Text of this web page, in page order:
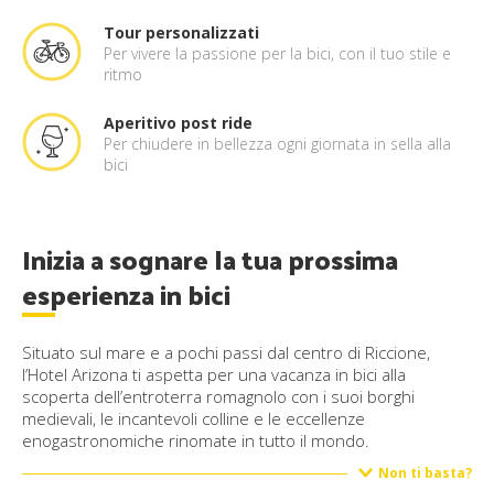
Tour personalizzati
Per vivere la passione per la bici, con il tuo stile e
ritmo
Aperitivo post ride
Per chiudere in bellezza ogni giornata in sella alla
bici
Inizia a sognare la tua prossima
esperienza in bici
Situato sul mare e a pochi passi dal centro di Riccione,
l’Hotel Arizona ti aspetta per una vacanza in bici alla
scoperta dell’entroterra romagnolo con i suoi borghi
medievali, le incantevoli colline e le eccellenze
enogastronomiche rinomate in tutto il mondo.
Non ti basta?